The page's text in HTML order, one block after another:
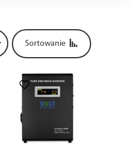
Sortowanie